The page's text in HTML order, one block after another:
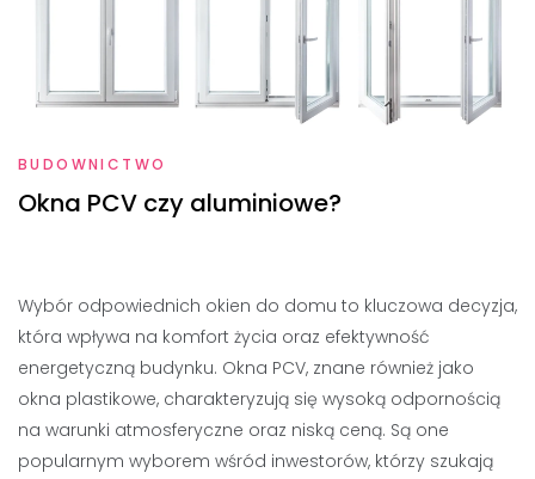
BUDOWNICTWO
Okna PCV czy aluminiowe?
Wybór odpowiednich okien do domu to kluczowa decyzja,
która wpływa na komfort życia oraz efektywność
energetyczną budynku. Okna PCV, znane również jako
okna plastikowe, charakteryzują się wysoką odpornością
na warunki atmosferyczne oraz niską ceną. Są one
popularnym wyborem wśród inwestorów, którzy szukają